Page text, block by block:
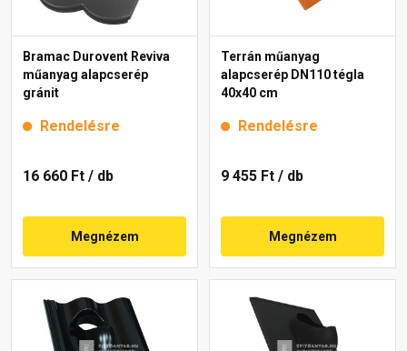
Bramac Durovent Reviva
műanyag alapcserép
gránit
Rendelésre
16 660 Ft / db
Megnézem
Terrán műanyag
alapcserép DN110 tégla
40x40 cm
Rendelésre
9 455 Ft / db
Megnézem